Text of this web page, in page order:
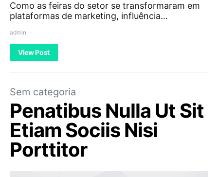
Como as feiras do setor se transformaram em
plataformas de marketing, influência…
admin
View Post
Sem categoria
Penatibus Nulla Ut Sit
Etiam Sociis Nisi
Porttitor